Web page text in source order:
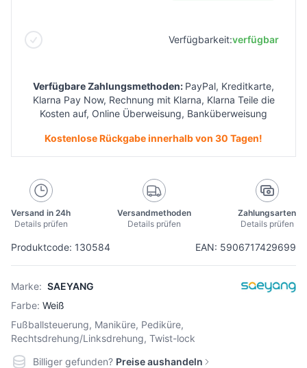
Produktcode: 130584 EAN: 5906717429699
Marke: SAEYANG
Farbe: Weiß
Fußballsteuerung, Maniküre, Pediküre,
Rechtsdrehung/Linksdrehung, Twist-lock
Verfügbarkeit:verfügbar
Verfügbare Zahlungsmethoden: PayPal, Kreditkarte,
Klarna Pay Now, Rechnung mit Klarna, Klarna Teile die
Kosten auf, Online Überweisung, Banküberweisung
Kostenlose Rückgabe innerhalb von 30 Tagen!
Versand in 24h
Details prüfen
Versandmethoden
Details prüfen
Zahlungsarten
Details prüfen
Billiger gefunden? Preise aushandeln